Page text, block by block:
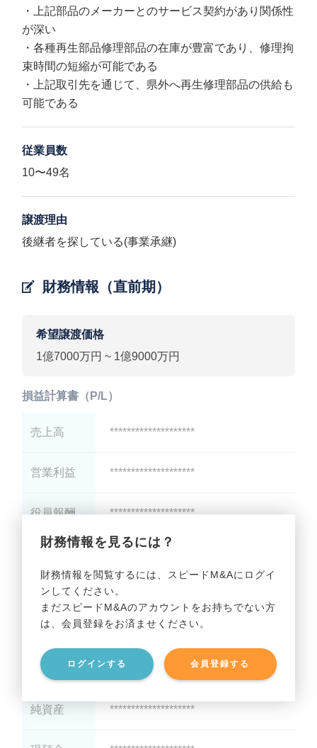
・上記部品のメーカーとのサービス契約があり関係性
が深い
・各種再生部品修理部品の在庫が豊富であり、修理拘
束時間の短縮が可能である
・上記取引先を通じて、県外へ再生修理部品の供給も
可能である
従業員数
10〜49名
譲渡理由
後継者を探している(事業承継)
財務情報（直前期）
希望譲渡価格
1億7000万円 ~ 1億9000万円
財務情報を見るには？
財務情報を閲覧するには、スピードM&Aにログイ
ンしてください。
まだスピードM&Aのアカウントをお持ちでない方
は、会員登録をお済ませください。
ログインする 会員登録する
損益計算書（P/L）
売上高 ********************
営業利益 ********************
役員報酬 ********************
貸借対照表（B/S）
総資産 ********************
有利子負債 ********************
純資産 ********************